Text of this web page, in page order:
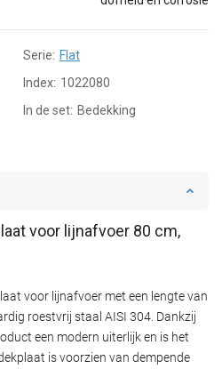
Serie: Flat
Index: 1022080
In de set: Bedekking
voor lijnafvoer 80 cm,
voor lijnafvoer met een lengte van
roestvrij staal AISI 304. Dankzij
een modern uiterlijk en is het
is voorzien van dempende